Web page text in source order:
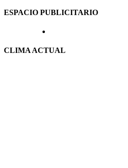
ESPACIO PUBLICITARIO
CLIMA ACTUAL